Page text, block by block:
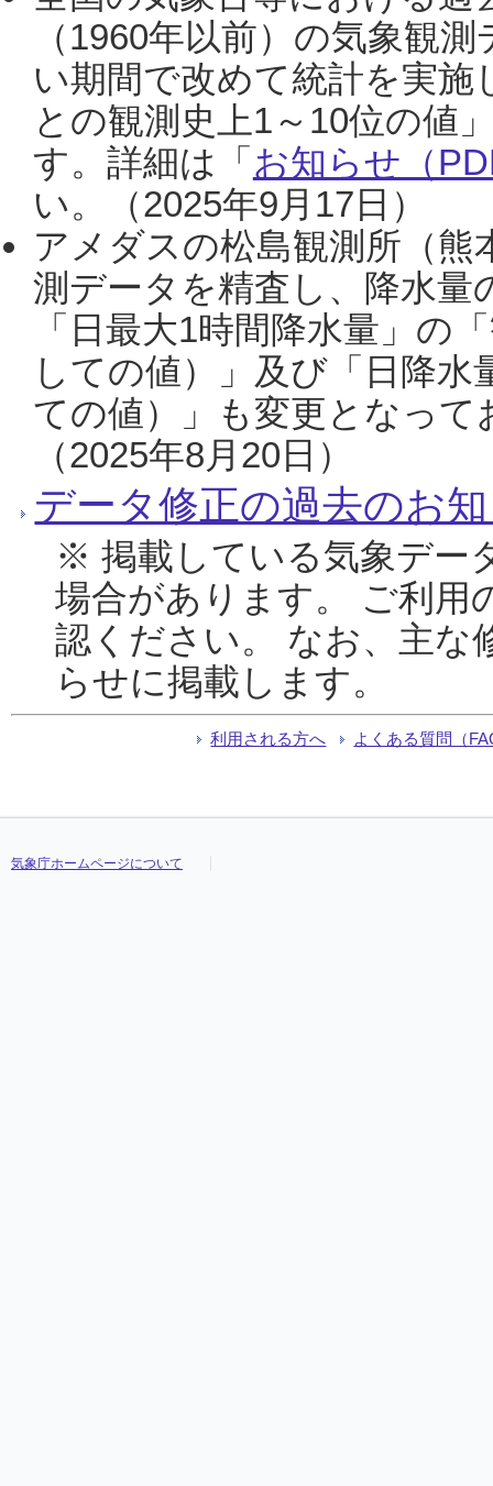
（1960年以前）の気象観
い期間で改めて統計を実
との観測史上1～10位の値
す。詳細は「 お知らせ（
い。（2025年9月17日）
アメダスの松島観測所（熊
測データを精査し、降水
「日最大1時間降水量」の
しての値）」及び「日降
ての値）」も変更となっ
（2025年8月20日）
データ修正の過去のお
※ 掲載している気象デー
場合があります。 ご利用
認ください。 なお、主な
らせに掲載します。
利用される方へ よくある質問（
気象庁ホームページについて